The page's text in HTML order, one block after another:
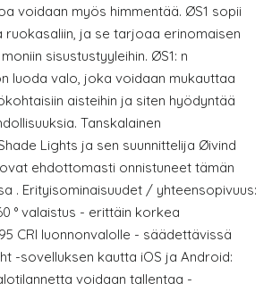
voidaan myös himmentää. ØS1 sopii
ja se tarjoaa erinomaisen
sisustustyyleihin. ØS1: n
luoda valo, joka voidaan mukauttaa
aisteihin ja siten hyödyntää
Tanskalainen
Lights ja sen suunnittelija Øivind
ehdottomasti onnistuneet tämän
. Erityisominaisuudet / yhteensopivuus:
° valaistus - erittäin korkea
CRI luonnonvalolle - säädettävissä
-sovelluksen kautta iOS ja Android:
voidaan tallentaa -